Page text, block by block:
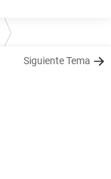
Siguiente Tema